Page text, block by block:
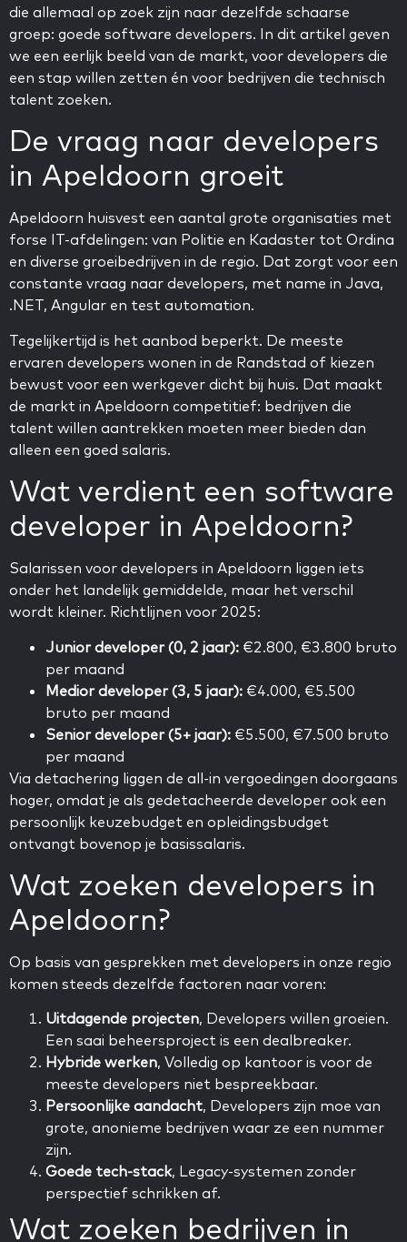
die allemaal op zoek zijn naar dezelfde schaarse
groep: goede software developers. In dit artikel geven
we een eerlijk beeld van de markt, voor developers die
een stap willen zetten én voor bedrijven die technisch
talent zoeken.
De vraag naar developers
in Apeldoorn groeit
Apeldoorn huisvest een aantal grote organisaties met
forse IT-afdelingen: van Politie en Kadaster tot Ordina
en diverse groeibedrijven in de regio. Dat zorgt voor een
constante vraag naar developers, met name in Java,
.NET, Angular en test automation.
Tegelijkertijd is het aanbod beperkt. De meeste
ervaren developers wonen in de Randstad of kiezen
bewust voor een werkgever dicht bij huis. Dat maakt
de markt in Apeldoorn competitief: bedrijven die
talent willen aantrekken moeten meer bieden dan
alleen een goed salaris.
Wat verdient een software
developer in Apeldoorn?
Salarissen voor developers in Apeldoorn liggen iets
onder het landelijk gemiddelde, maar het verschil
wordt kleiner. Richtlijnen voor 2025:
Junior developer (0, 2 jaar): €2.800, €3.800 bruto
per maand
Medior developer (3, 5 jaar): €4.000, €5.500
bruto per maand
Senior developer (5+ jaar): €5.500, €7.500 bruto
per maand
Via detachering liggen de all-in vergoedingen doorgaans
hoger, omdat je als gedetacheerde developer ook een
persoonlijk keuzebudget en opleidingsbudget
ontvangt bovenop je basissalaris.
Wat zoeken developers in
Apeldoorn?
Op basis van gesprekken met developers in onze regio
komen steeds dezelfde factoren naar voren:
Uitdagende projecten, Developers willen groeien.
Een saai beheersproject is een dealbreaker.
Hybride werken, Volledig op kantoor is voor de
meeste developers niet bespreekbaar.
Persoonlijke aandacht, Developers zijn moe van
grote, anonieme bedrijven waar ze een nummer
zijn.
Goede tech-stack, Legacy-systemen zonder
perspectief schrikken af.
Wat zoeken bedrijven in